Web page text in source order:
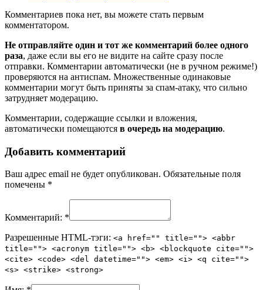
Комментариев пока нет, вы можете стать первым
комментатором.
Не отправляйте один и тот же комментарий более одного
раза, даже если вы его не видите на сайте сразу после
отправки. Комментарии автоматически (не в ручном режиме!)
проверяются на антиспам. Множественные одинаковые
комментарии могут быть приняты за спам-атаку, что сильно
затрудняет модерацию.
Комментарии, содержащие ссылки и вложения,
автоматически помещаются в очередь на модерацию.
Добавить комментарий
Ваш адрес email не будет опубликован. Обязательные поля
помечены *
Комментарий: *
Разрешенные HTML-тэги: <a href="" title=""> <abbr
title=""> <acronym title=""> <b> <blockquote cite="">
<cite> <code> <del datetime=""> <em> <i> <q cite="">
<s> <strike> <strong>